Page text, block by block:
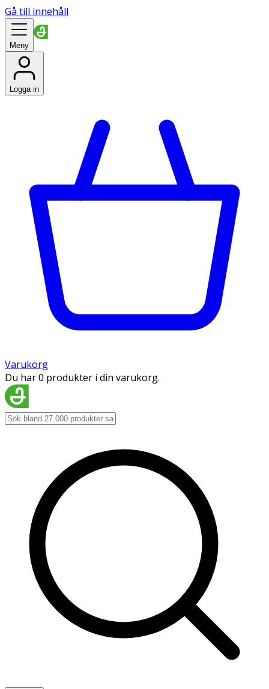
Gå till innehåll
Meny
Logga in
Varukorg
Du har 0 produkter i din varukorg.